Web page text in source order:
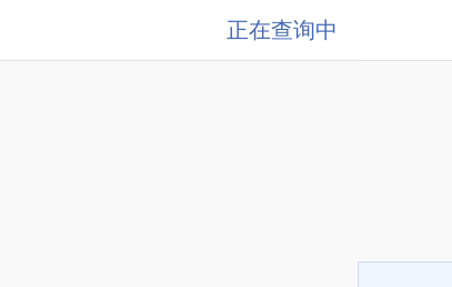
正在查询中